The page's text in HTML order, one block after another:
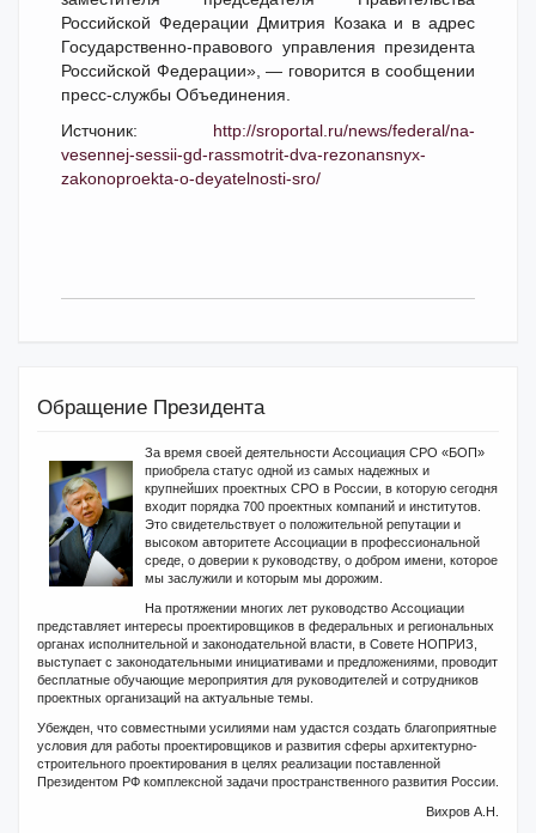
Российской Федерации Дмитрия Козака и в адрес
Государственно-правового управления президента
Российской Федерации», — говорится в сообщении
пресс-службы Объединения.
Истчоник: http://sroportal.ru/news/federal/na-
vesennej-sessii-gd-rassmotrit-dva-rezonansnyx-
zakonoproekta-o-deyatelnosti-sro/
Обращение Президента
За время своей деятельности Ассоциация СРО «БОП»
приобрела статус одной из самых надежных и
крупнейших проектных СРО в России, в которую сегодня
входит порядка 700 проектных компаний и институтов.
Это свидетельствует о положительной репутации и
высоком авторитете Ассоциации в профессиональной
среде, о доверии к руководству, о добром имени, которое
мы заслужили и которым мы дорожим.
На протяжении многих лет руководство Ассоциации
представляет интересы проектировщиков в федеральных и региональных
органах исполнительной и законодательной власти, в Совете НОПРИЗ,
выступает с законодательными инициативами и предложениями, проводит
бесплатные обучающие мероприятия для руководителей и сотрудников
проектных организаций на актуальные темы.
Убежден, что совместными усилиями нам удастся создать благоприятные
условия для работы проектировщиков и развития сферы архитектурно-
строительного проектирования в целях реализации поставленной
Президентом РФ комплексной задачи пространственного развития России.
Вихров А.Н.